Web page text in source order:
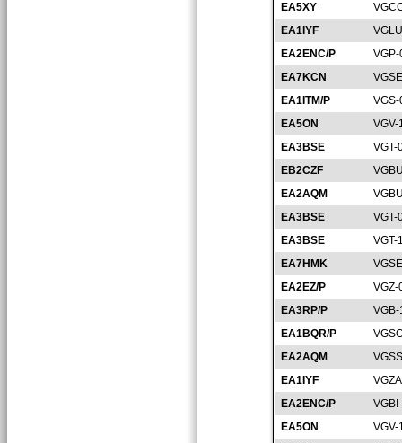
EA5XY
EA1IYF
EA2ENC/P
EA7KCN
EA1ITM/P
EA5ON
VGV-
EA3BSE
VGT-
EB2CZF
EA2AQM
EA3BSE
VGT-
EA3BSE
VGT-
EA7HMK
EA2EZ/P
VGZ-
EA3RP/P
EA1BQR/P
EA2AQM
EA1IYF
EA2ENC/P
EA5ON
VGV-